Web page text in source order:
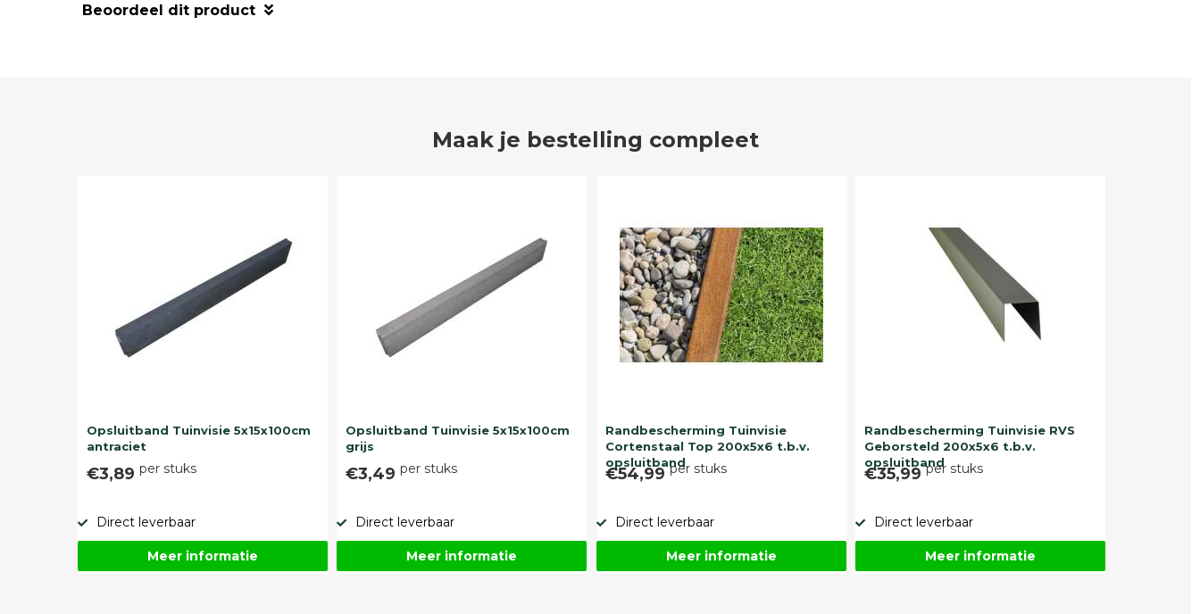
Beoordeel dit product
Maak je bestelling compleet
Opsluitband Tuinvisie 5x15x100cm
antraciet
€3,89 per stuks
Direct leverbaar
Meer informatie
Opsluitband Tuinvisie 5x15x100cm
grijs
€3,49per stuks
Direct leverbaar
Meer informatie
Randbescherming Tuinvisie
Cortenstaal Top 200x5x6 t.b.v.
opsluitband
€54,99per stuks
Direct leverbaar
Meer informatie
Randbescherming Tuinvisie RVS
Geborsteld 200x5x6 t.b.v.
opsluitband
€35,99per stuks
Direct leverbaar
Meer informatie